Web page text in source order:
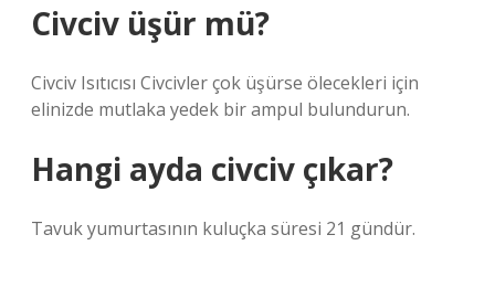
Civciv üşür mü?
Civciv Isıtıcısı Civcivler çok üşürse ölecekleri için
elinizde mutlaka yedek bir ampul bulundurun.
Hangi ayda civciv çıkar?
Tavuk yumurtasının kuluçka süresi 21 gündür.